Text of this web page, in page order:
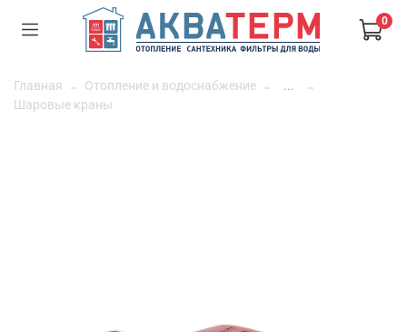
0
Главная Отопление и водоснабжение
...
Шаровые краны